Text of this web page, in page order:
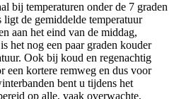
bij temperaturen onder de 7 graden
de gemiddelde temperatuur
aan het eind van de middag,
het nog een paar graden kouder
Ook bij koud en regenachtig
een kortere remweg en dus voor
bent u tijdens het
op alle, vaak overwachte,